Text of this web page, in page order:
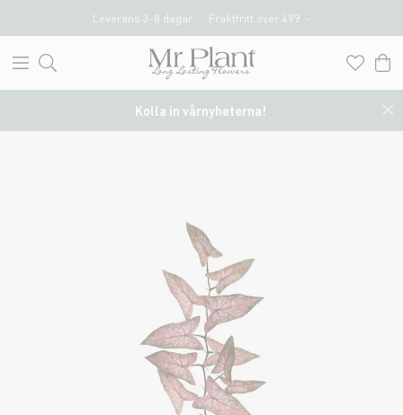
Leverans 3-8 dagar Fraktfritt över 499 :-
Kolla in vårnyheterna!